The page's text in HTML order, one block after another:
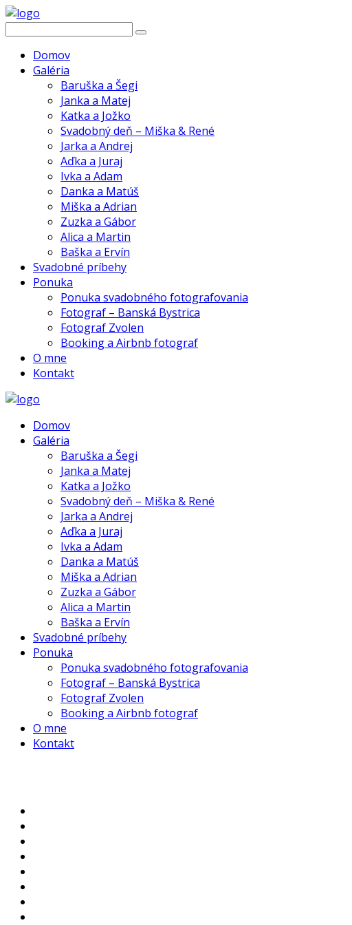
Domov
Galéria
Baruška a Šegi
Janka a Matej
Katka a Jožko
Svadobný deň – Miška & René
Jarka a Andrej
Aďka a Juraj
Ivka a Adam
Danka a Matúš
Miška a Adrian
Zuzka a Gábor
Alica a Martin
Baška a Ervín
Svadobné príbehy
Ponuka
Ponuka svadobného fotografovania
Fotograf – Banská Bystrica
Fotograf Zvolen
Booking a Airbnb fotograf
O mne
Kontakt
Domov
Galéria
Baruška a Šegi
Janka a Matej
Katka a Jožko
Svadobný deň – Miška & René
Jarka a Andrej
Aďka a Juraj
Ivka a Adam
Danka a Matúš
Miška a Adrian
Zuzka a Gábor
Alica a Martin
Baška a Ervín
Svadobné príbehy
Ponuka
Ponuka svadobného fotografovania
Fotograf – Banská Bystrica
Fotograf Zvolen
Booking a Airbnb fotograf
O mne
Kontakt